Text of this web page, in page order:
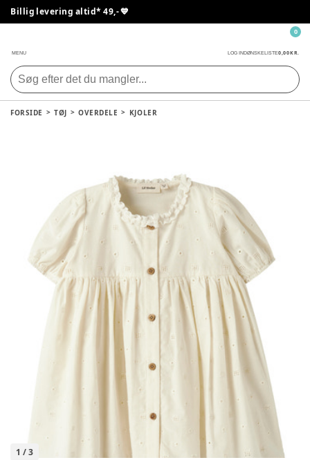
Billig levering altid* 49,- 💙
MENU LOG INDØNSKELISTE0,00 KR.
0
FORSIDE TØJ OVERDELE KJOLER
1 /3